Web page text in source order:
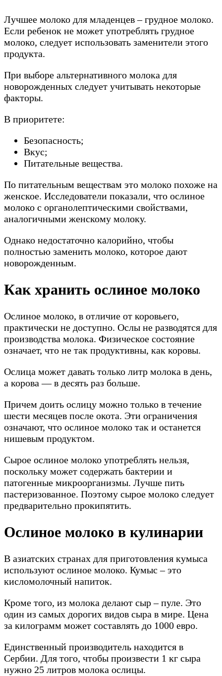
Лучшее молоко для младенцев – грудное молоко.
Если ребенок не может употреблять грудное
молоко, следует использовать заменители этого
продукта.
При выборе альтернативного молока для
новорожденных следует учитывать некоторые
факторы.
В приоритете:
Безопасность;
Вкус;
Питательные вещества.
По питательным веществам это молоко похоже на
женское. Исследователи показали, что ослиное
молоко с органолептическими свойствами,
аналогичными женскому молоку.
Однако недостаточно калорийно, чтобы
полностью заменить молоко, которое дают
новорожденным.
Как хранить ослиное молоко
Ослиное молоко, в отличие от коровьего,
практически не доступно. Ослы не разводятся для
производства молока. Физическое состояние
означает, что не так продуктивны, как коровы.
Ослица может давать только литр молока в день,
а корова — в десять раз больше.
Причем доить ослицу можно только в течение
шести месяцев после окота. Эти ограничения
означают, что ослиное молоко так и останется
нишевым продуктом.
Сырое ослиное молоко употреблять нельзя,
поскольку может содержать бактерии и
патогенные микроорганизмы. Лучше пить
пастеризованное. Поэтому сырое молоко следует
предварительно прокипятить.
Ослиное молоко в кулинарии
В азиатских странах для приготовления кумыса
используют ослиное молоко. Кумыс – это
кисломолочный напиток.
Кроме того, из молока делают сыр – пуле. Это
один из самых дорогих видов сыра в мире. Цена
за килограмм может составлять до 1000 евро.
Единственный производитель находится в
Сербии. Для того, чтобы произвести 1 кг сыра
нужно 25 литров молока ослицы.